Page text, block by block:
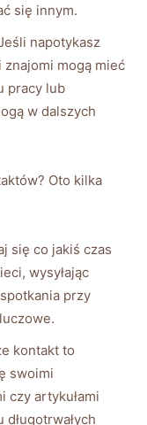
się innym.
napotykasz
mogą mieć
pracy lub
w dalszych
Oto kilka
się co jakiś czas
wysyłając
przy
kontakt to
swoimi
czy artykułami